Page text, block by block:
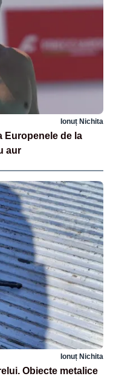
Ionuț Nichita
Europenele de la
aur
Ionuț Nichita
Obiecte metalice